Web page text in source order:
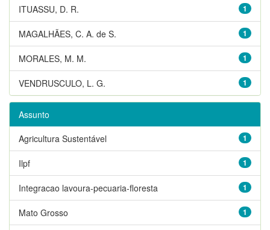
1
ITUASSU, D. R.
1
MAGALHÃES, C. A. de S.
1
MORALES, M. M.
1
VENDRUSCULO, L. G.
Assunto
1
Agricultura Sustentável
1
Ilpf
1
Integracao lavoura-pecuaria-floresta
1
Mato Grosso